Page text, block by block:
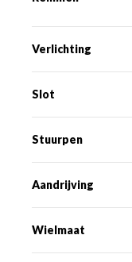
Verlichting
Slot
Stuurpen
Aandrijving
Wielmaat